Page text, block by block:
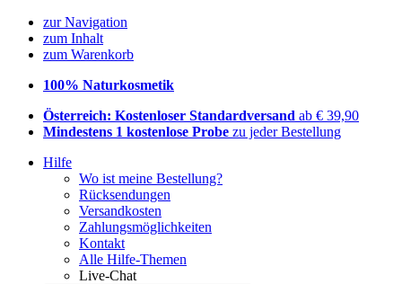
zur Navigation
zum Inhalt
zum Warenkorb
100% Naturkosmetik
Österreich: Kostenloser Standardversand ab € 39,90
Mindestens 1 kostenlose Probe zu jeder Bestellung
Hilfe
Wo ist meine Bestellung?
Rücksendungen
Versandkosten
Zahlungsmöglichkeiten
Kontakt
Alle Hilfe-Themen
Live-Chat